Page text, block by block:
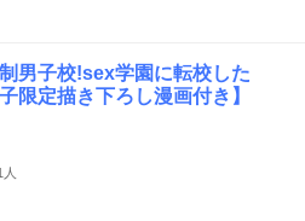
男子校!sex学園に転校した
限定描き下ろし漫画付き】